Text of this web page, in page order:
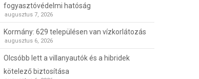
fogyasztóvédelmi hatóság
augusztus 7, 2026
Kormány: 629 településen van vízkorlátozás
augusztus 6, 2026
Olcsóbb lett a villanyautók és a hibridek
kötelező biztosítása